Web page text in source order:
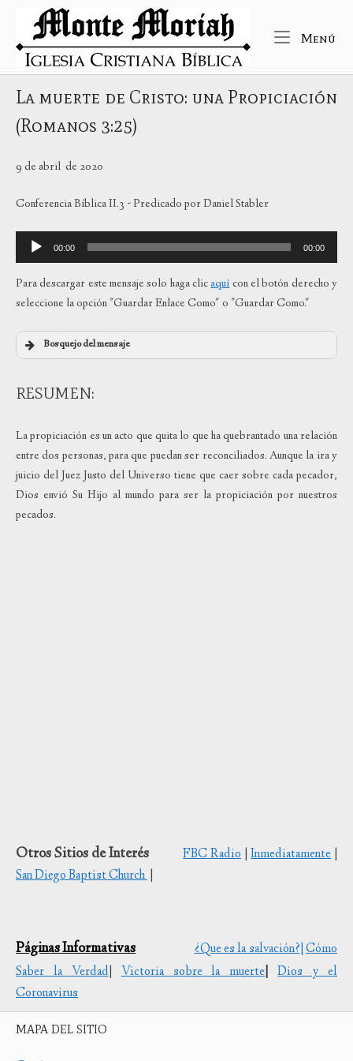
contenido
Inicio
Menú
La muerte de Cristo: una Propiciación
(Romanos 3:25)
9 de abril de 2020
Conferencia Bíblica II.3 - Predicado por Daniel Stabler
Reproductor
de
audio
00:00 00:00
Para descargar este mensaje solo haga clicaquícon el botón derecho y
seleccione la opción "Guardar Enlace Como" o "Guardar Como."
Bosquejo del mensaje
RESUMEN:
La propiciación es un acto que quita lo que ha quebrantado una relación
entre dos personas, para que puedan ser reconciliados. Aunque la ira y
juicio del Juez Justo del Universo tiene que caer sobre cada pecador,
Dios envió Su Hijo al mundo para ser la propiciación por nuestros
pecados.
Otros Sitios de Interés FBC Radio|Inmediatamente
San Diego Baptist Church
Páginas Informativas ¿Que es la salvación?|Cómo
Saber la Verdad|Victoria sobre la muerte|
Dios y el
Coronavirus
MAPA DEL SITIO